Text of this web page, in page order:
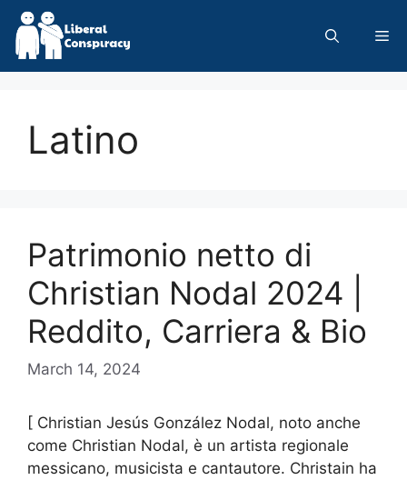
Skip
content
Latino
Patrimonio netto di
Christian Nodal 2024 |
Reddito, Carriera & Bio
March 14, 2024
[ Christian Jesús González Nodal, noto anche
come Christian Nodal, è un artista regionale
messicano, musicista e cantautore. Christain ha